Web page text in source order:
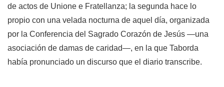
de actos de Unione e Fratellanza; la segunda hace lo
propio con una velada nocturna de aquel día, organizada
por la Conferencia del Sagrado Corazón de Jesús —una
asociación de damas de caridad—, en la que Taborda
había pronunciado un discurso que el diario transcribe.